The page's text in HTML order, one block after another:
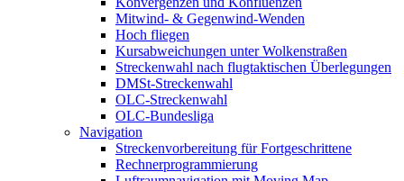
Mitwind- & Gegenwind-Wenden
Hoch fliegen
Kursabweichungen unter Wolkenstraßen
Streckenwahl nach flugtaktischen Überlegungen
DMSt-Streckenwahl
OLC-Streckenwahl
OLC-Bundesliga
Navigation
Streckenvorbereitung für Fortgeschrittene
Rechnerprogrammierung